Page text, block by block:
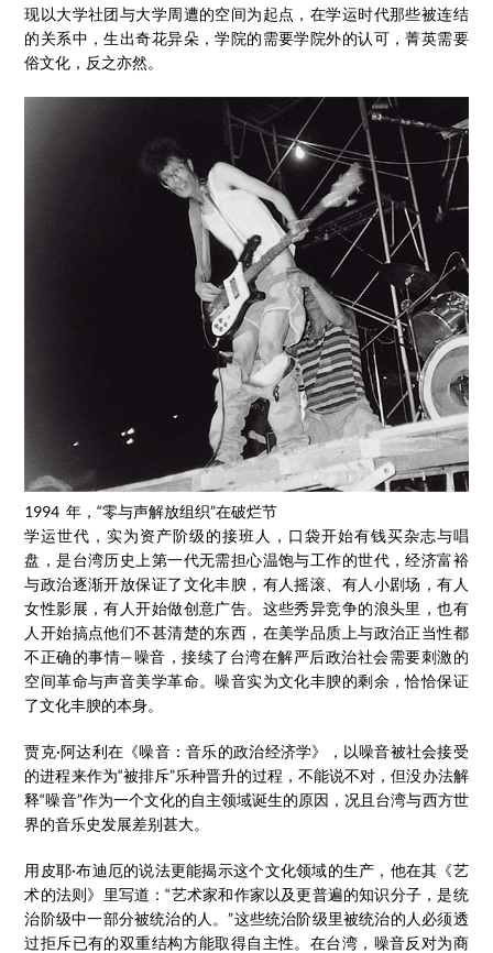
现以大学社团与大学周遭的空间为起点，在学运时代那些被连结
的关系中，生出奇花异朵，学院的需要学院外的认可，菁英需要
俗文化，反之亦然。
1994 年，“零与声解放组织”在破烂节
学运世代，实为资产阶级的接班人，口袋开始有钱买杂志与唱
盘，是台湾历史上第一代无需担心温饱与工作的世代，经济富裕
与政治逐渐开放保证了文化丰腴，有人摇滚、有人小剧场，有人
女性影展，有人开始做创意广告。这些秀异竞争的浪头里，也有
人开始搞点他们不甚清楚的东西，在美学品质上与政治正当性都
不正确的事情—噪音，接续了台湾在解严后政治社会需要刺激的
空间革命与声音美学革命。噪音实为文化丰腴的剩余，恰恰保证
了文化丰腴的本身。
贾克·阿达利在《噪音：音乐的政治经济学》，以噪音被社会接受
的进程来作为“被排斥”乐种晋升的过程，不能说不对，但没办法解
释“噪音”作为一个文化的自主领域诞生的原因，况且台湾与西方世
界的音乐史发展差别甚大。
用皮耶·布迪厄的说法更能揭示这个文化领域的生产，他在其《艺
术的法则》里写道：“艺术家和作家以及更普遍的知识分子，是统
治阶级中一部分被统治的人。”这些统治阶级里被统治的人必须透
过拒斥已有的双重结构方能取得自主性。在台湾，噪音反对为商